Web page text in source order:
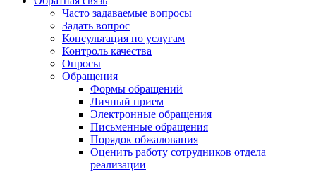
Часто задаваемые вопросы
Задать вопрос
Консультация по услугам
Контроль качества
Опросы
Обращения
Формы обращений
Личный прием
Электронные обращения
Письменные обращения
Порядок обжалования
Оценить работу сотрудников отдела
реализации